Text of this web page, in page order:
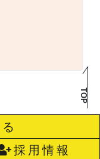
TOP
採用情報